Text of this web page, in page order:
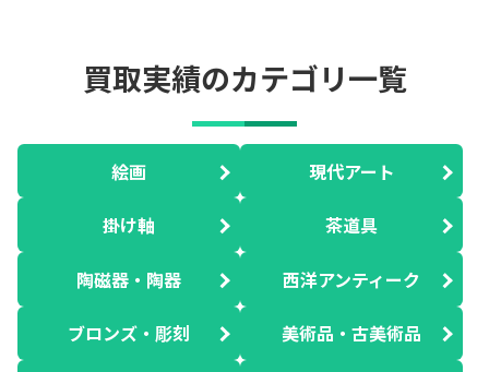
買取実績のカテゴリ一覧
絵画 現代アート
掛け軸 茶道具
陶磁器・陶器 西洋アンティーク
ブロンズ・彫刻 美術品・古美術品